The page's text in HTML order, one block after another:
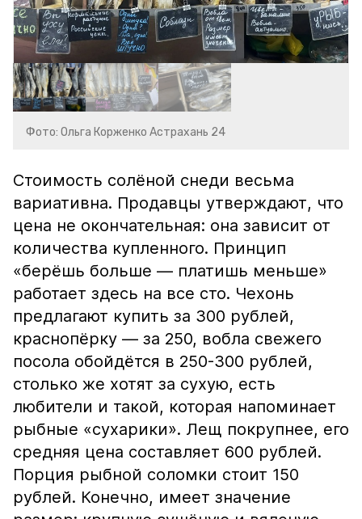
Фото: Ольга Корженко Астрахань 24
Стоимость солёной снеди весьма
вариативна. Продавцы утверждают, что
цена не окончательная: она зависит от
количества купленного. Принцип
«берёшь больше — платишь меньше»
работает здесь на все сто. Чехонь
предлагают купить за 300 рублей,
краснопёрку — за 250, вобла свежего
посола обойдётся в 250-300 рублей,
столько же хотят за сухую, есть
любители и такой, которая напоминает
рыбные «сухарики». Лещ покрупнее, его
средняя цена составляет 600 рублей.
Порция рыбной соломки стоит 150
рублей. Конечно, имеет значение